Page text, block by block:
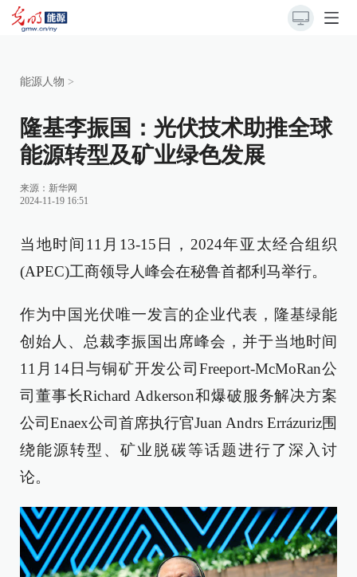
能源人物 >
隆基李振国：光伏技术助推全球
能源转型及矿业绿色发展
来源： 新华网
2024-11-19 16:51
当地时间11月13-15日，2024年亚太经合组织
(APEC)工商领导人峰会在秘鲁首都利马举行。
作为中国光伏唯一发言的企业代表，隆基绿能
创始人、总裁李振国出席峰会，并于当地时间
11月14日与铜矿开发公司Freeport-McMoRan公
司董事长Richard Adkerson和爆破服务解决方案
公司Enaex公司首席执行官Juan Andrs Errázuriz围
绕能源转型、矿业脱碳等话题进行了深入讨
论。